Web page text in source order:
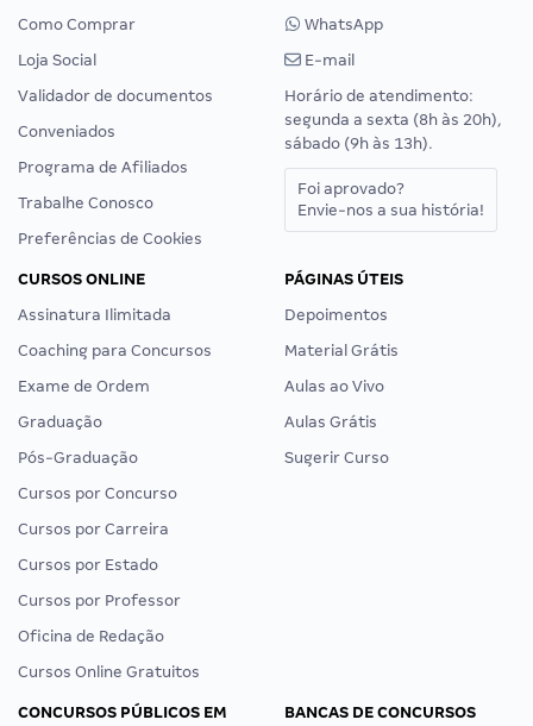
Como Comprar
Loja Social
Validador de documentos
Conveniados
Programa de Afiliados
Trabalhe Conosco
Preferências de Cookies
WhatsApp
E-mail
Horário de atendimento:
segunda a sexta (8h às 20h),
sábado (9h às 13h).
Foi aprovado?
Envie-nos a sua história!
CURSOS ONLINE
Assinatura Ilimitada
Coaching para Concursos
Exame de Ordem
Graduação
Pós-Graduação
Cursos por Concurso
Cursos por Carreira
Cursos por Estado
Cursos por Professor
Oficina de Redação
Cursos Online Gratuitos
PÁGINAS ÚTEIS
Depoimentos
Material Grátis
Aulas ao Vivo
Aulas Grátis
Sugerir Curso
CONCURSOS PÚBLICOS EM
BANCAS DE CONCURSOS